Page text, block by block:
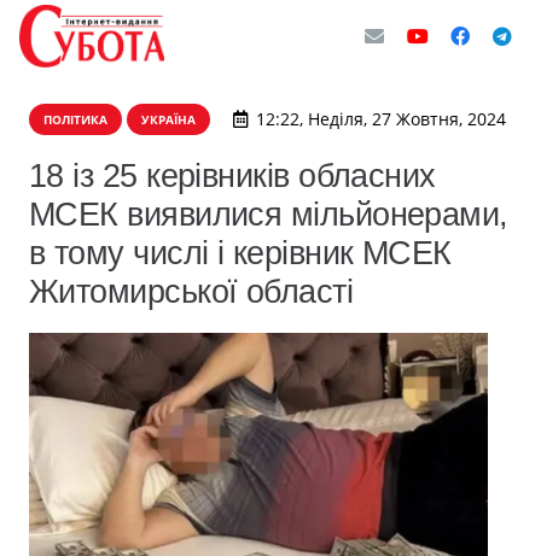
ПОЛІТИКА УКРАЇНА 12:22, Неділя, 27 Жовтня, 2024
18 із 25 керівників обласних
МСЕК виявилися мільйонерами,
в тому числі і керівник МСЕК
Житомирської області